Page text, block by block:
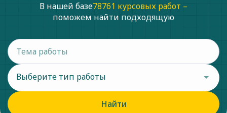
В нашей базе78761 курсовых работ –
поможем найти подходящую
Выберите тип работы
Найти